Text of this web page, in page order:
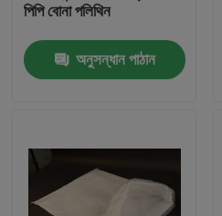
পণ্য
পিপি বোনা পলিথিন
অনুসন্ধান পাঠান